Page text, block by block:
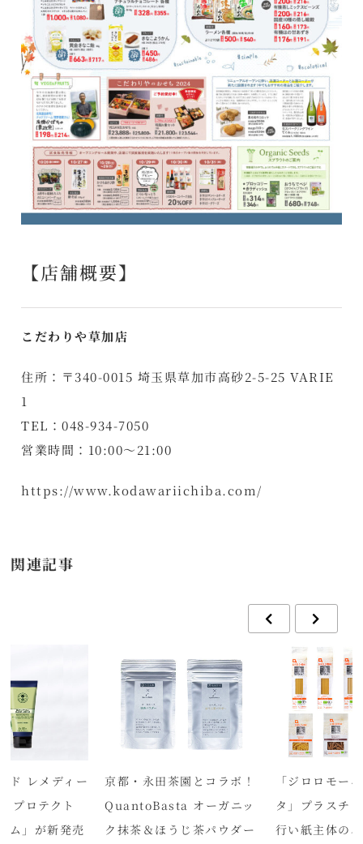
【店舗概要】
こだわりや草加店
住所：〒340-0015 埼玉県草加市高砂2-5-25 VARIE
1
TEL：048-934-7050
営業時間：10:00～21:00
https://www.kodawariichiba.com/
関連記事
ド レメディー
プロテクト
ム」が新発売
京都・永田茶園とコラボ！
QuantoBasta オーガニッ
ク抹茶＆ほうじ茶パウダー
「ジロロモー
タ」プラスチ
行い紙主体の